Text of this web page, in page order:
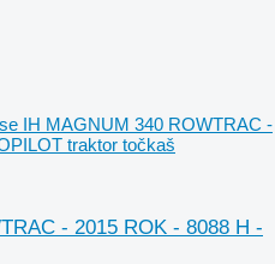
IH MAGNUM 340 ROWTRAC -
traktor točkaš
- 2015 ROK - 8088 H -